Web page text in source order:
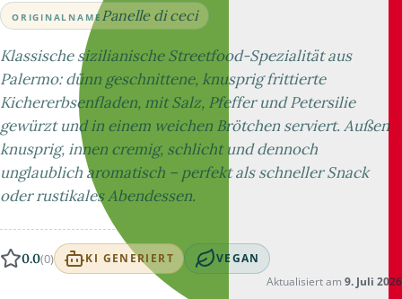
ORIGINALNAME Panelle di ceci
Klassische sizilianische Streetfood-Spezialität aus
Palermo: dünn geschnittene, knusprig frittierte
Kichererbsenfladen, mit Salz, Pfeffer und Petersilie
gewürzt und in einem weichen Brötchen serviert. Außen
knusprig, innen cremig, schlicht und dennoch
unglaublich aromatisch – perfekt als schneller Snack
oder rustikales Abendessen.
0.0(0) KI GENERIERT VEGAN
Aktualisiert am 9. Juli 2026